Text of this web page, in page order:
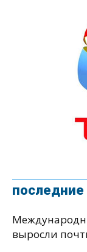
последние
выросли